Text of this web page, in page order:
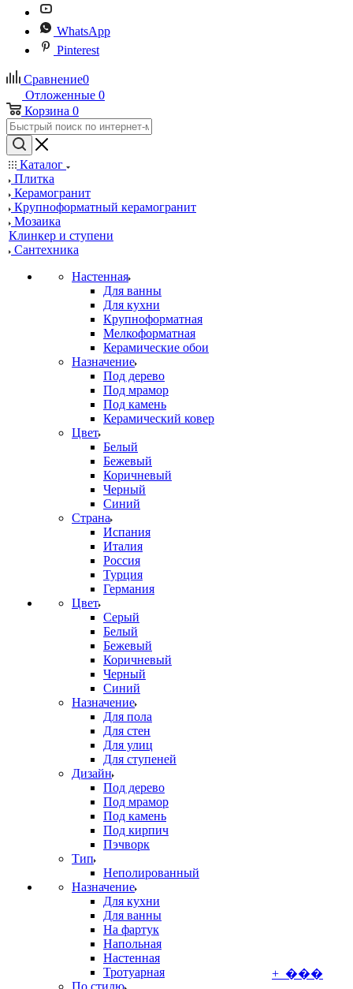
WhatsApp
Pinterest
Сравнение0
Отложенные 0
Корзина 0
Каталог
Плитка
Керамогранит
Крупноформатный керамогранит
Мозаика
Клинкер и ступени
Сантехника
Настенная
Для ванны
Для кухни
Крупноформатная
Мелкоформатная
Керамические обои
Назначение
Под дерево
Под мрамор
Под камень
Керамический ковер
Цвет
Белый
Бежевый
Коричневый
Черный
Синий
Страна
Испания
Италия
Россия
Турция
Германия
Цвет
Серый
Белый
Бежевый
Коричневый
Черный
Синий
Назначение
Для пола
Для стен
Для улиц
Для ступеней
Дизайн
Под дерево
Под мрамор
Под камень
Под кирпич
Пэчворк
Тип
Неполированный
Назначение
Для кухни
Для ванны
На фартук
Напольная
Настенная
Тротуарная
+ ���